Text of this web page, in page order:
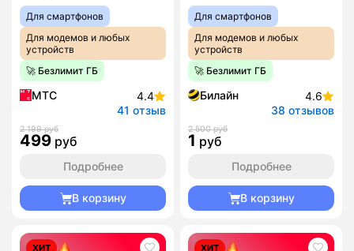
Для смартфонов
Для модемов и любых
устройств
🚀 Безлимит ГБ
МТС
4.4
41 отзыв
2 199 руб
499 руб
Подробнее
В корзину
Для смартфонов
Для модемов и любых
устройств
🚀 Безлимит ГБ
Билайн
4.6
38 отзывов
2 500 руб
1 руб
Подробнее
В корзину
ХИТ ХИТ